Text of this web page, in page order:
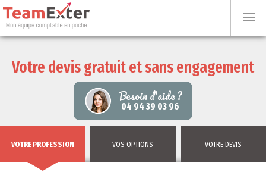
Votre devis gratuit et sans engagement
Besoin d'aide ?
04 94 39 03 96
VOTRE PROFESSION VOS OPTIONS VOTRE DEVIS